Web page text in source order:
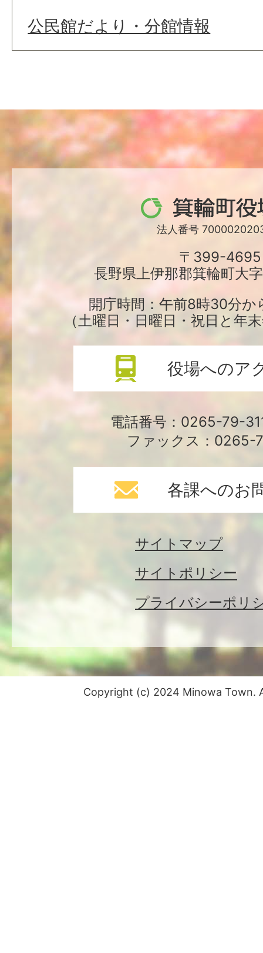
公民館だより・分館情報
箕
輪
役
場
法人番号
〒399-4695
長野県上伊那郡箕輪町大
開庁時間：午前8時30分か
（土曜日・日曜日・祝日と年
役場へのア
電話番号：0265-79-
ファックス：0265-
各課へのお
サイトマップ
サイトポリシー
プライバシーポリ
Copyright (c) 2024 Minowa Town.